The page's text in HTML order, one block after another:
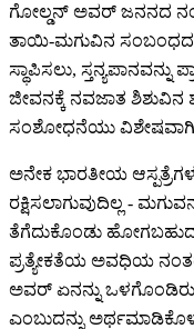
ಗೋಲ್ಡನ್ ಅವರ್ ಜನನದ
ತಾಯಿ-ಮಗುವಿನ ಸಂಬಂಧದ
ಸ್ಥಾಪಿಸಲು,
ಜೀವನಕ್ಕೆ ನವಜಾತ
ಸಂಶೋಧನೆಯು ವಿಶೇಷವಾಗಿ
ಅನೇಕ ಭಾರತೀಯ
ರಕ್ಷಿಸಲಾಗುವುದಿಲ್ಲ -
ತೆಗೆದುಕೊಂಡು
ಪ್ರತ್ಯೇಕತೆಯ ಅವಧಿಯ
ಅವರ್ ಏನನ್ನು
ಎಂಬುದನ್ನು